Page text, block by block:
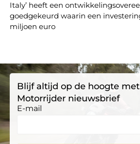
Italy’ heeft een
goedgekeurd waarin een
miljoen euro
Blijf altijd op de hoogte
Motorrijder nieuwsbrief
E-mail